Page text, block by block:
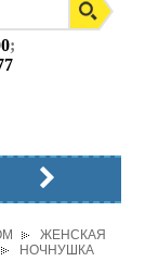
;
ЖЕНСКАЯ
НОЧНУШКА